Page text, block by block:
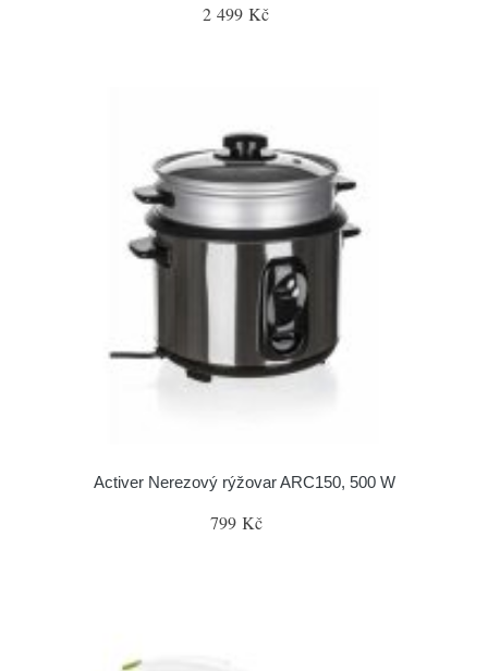
2 499 Kč
Activer Nerezový rýžovar ARC150, 500 W
799 Kč